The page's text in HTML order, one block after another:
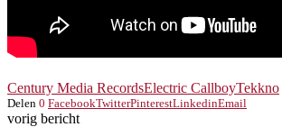
Century Media RecordsElectric CallboyTekkno
Delen 0 FacebookTwitterPinterestLinkedinEmail
vorig bericht